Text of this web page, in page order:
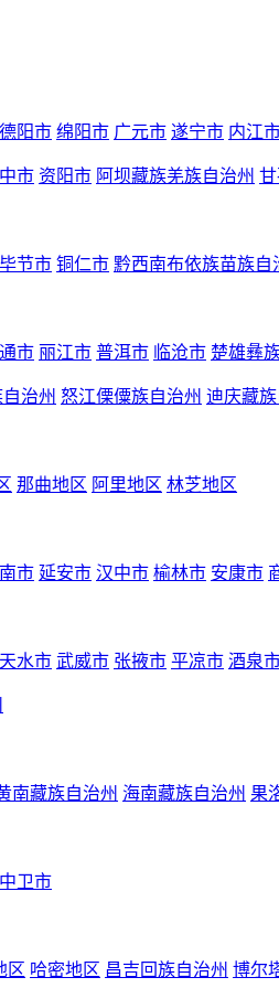
德阳市 绵阳市 广元市 遂宁市 内江
市 资阳市 阿坝藏族羌族自治州
毕节市 铜仁市 黔西南布依族苗族自
市 丽江市 普洱市 临沧市 楚雄彝
治州 怒江傈僳族自治州 迪庆藏族
那曲地区 阿里地区 林芝地区
市 延安市 汉中市 榆林市 安康市
天水市 武威市 张掖市 平凉市 酒泉
南藏族自治州 海南藏族自治州 果
中卫市
区 哈密地区 昌吉回族自治州 博尔